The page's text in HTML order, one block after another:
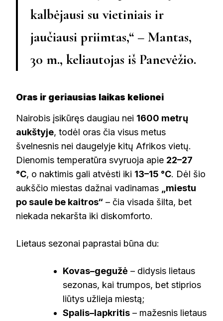
kalbėjausi su vietiniais ir
jaučiausi priimtas,“ – Mantas,
30 m., keliautojas iš Panevėžio.
Oras ir geriausias laikas kelionei
Nairobis įsikūręs daugiau nei 1600 metrų
aukštyje, todėl oras čia visus metus
švelnesnis nei daugelyje kitų Afrikos vietų.
Dienomis temperatūra svyruoja apie 22–27
°C, o naktimis gali atvėsti iki 13–15 °C. Dėl šio
aukščio miestas dažnai vadinamas „miestu
po saule be kaitros“ – čia visada šilta, bet
niekada nekaršta iki diskomforto.
Lietaus sezonai paprastai būna du:
Kovas–gegužė – didysis lietaus
sezonas, kai trumpos, bet stiprios
liūtys užlieja miestą;
Spalis–lapkritis – mažesnis lietaus